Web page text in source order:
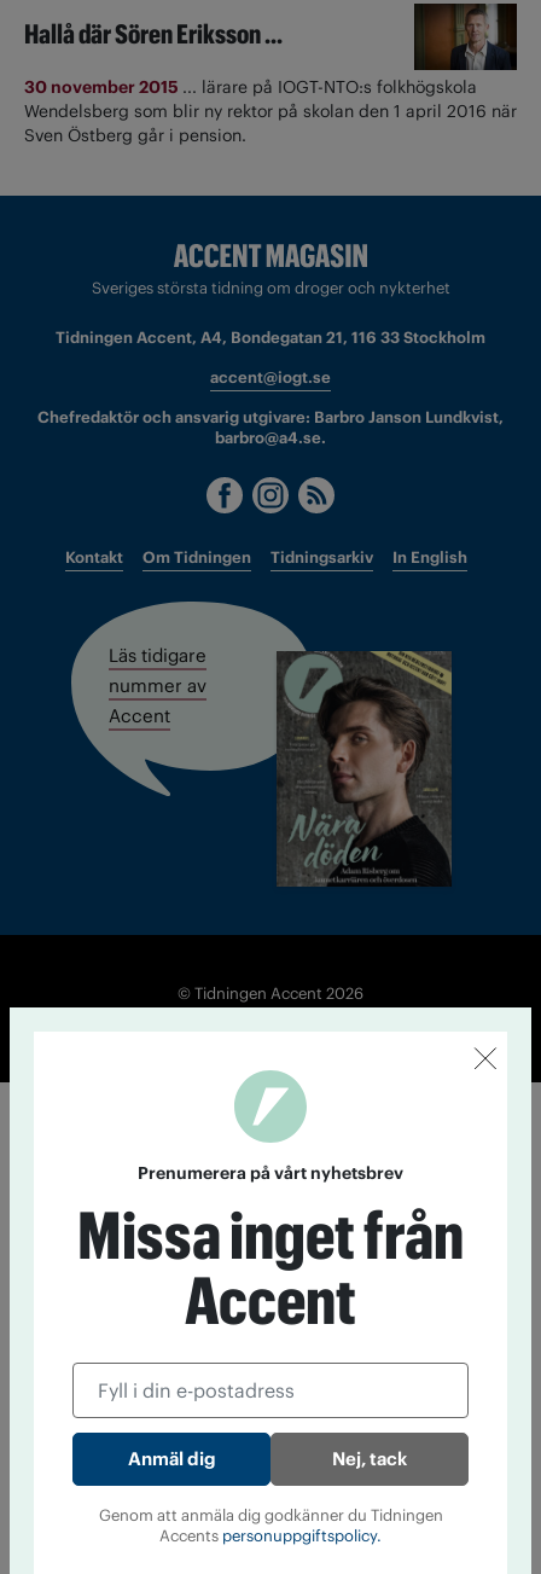
Hallå där Sören Eriksson ...
30 november 2015 ... lärare på IOGT-NTO:s folkhögskola
Wendelsberg som blir ny rektor på skolan den 1 april 2016 när
Sven Östberg går i pension.
Sveriges största tidning om droger och nykterhet
Tidningen Accent, A4, Bondegatan 21, 116 33 Stockholm
accent@iogt.se
Chefredaktör och ansvarig utgivare: Barbro Janson Lundkvist,
barbro@a4.se.
Kontakt Om Tidningen Tidningsarkiv In English
Läs tidigare
nummer av
Accent
© Tidningen Accent 2026
Prenumerera på vårt nyhetsbrev
Missa inget från
Accent
Nej, tack
Genom att anmäla dig godkänner du Tidningen
Accents personuppgiftspolicy.